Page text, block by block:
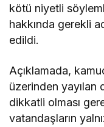
kötü niyetli
hakkında gerekli
edildi.
Açıklamada,
üzerinden yayılan
dikkatli olması
vatandaşların